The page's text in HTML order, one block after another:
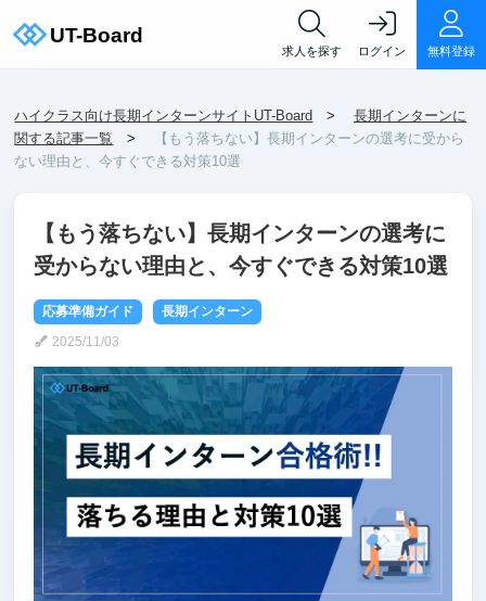
求人を探す ログイン 無料登録
ハイクラス向け長期インターンサイトUT-Board
長期インターンに
関する記事一覧
【もう落ちない】長期インターンの選考に受から
ない理由と、今すぐできる対策10選
【もう落ちない】長期インターンの選考に
受からない理由と、今すぐできる対策10選
応募準備ガイド 長期インターン
2025/11/03